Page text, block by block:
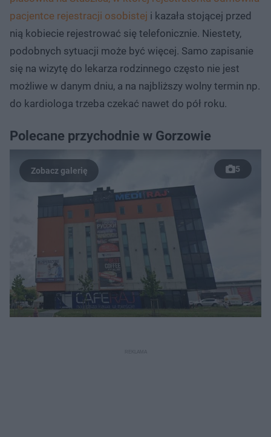
pacjentce rejestracji osobistej i kazała stojącej przed
nią kobiecie rejestrować się telefonicznie. Niestety,
podobnych sytuacji może być więcej. Samo zapisanie
się na wizytę do lekarza rodzinnego często nie jest
możliwe w danym dniu, a na najbliższy wolny termin np.
do kardiologa trzeba czekać nawet do pół roku.
Polecane przychodnie w Gorzowie
5